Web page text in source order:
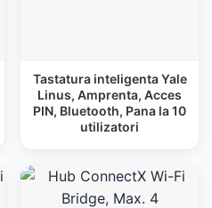
Tastatura inteligenta Yale
Linus, Amprenta, Acces
PIN, Bluetooth, Pana la 10
utilizatori